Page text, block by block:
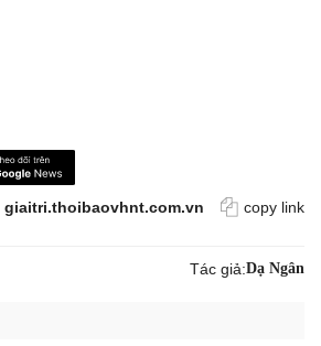
giaitri.thoibaovhnt.com.vn copy link
Tác giả:Dạ Ngân